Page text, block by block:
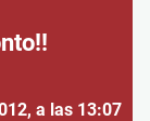
, a las 13:07